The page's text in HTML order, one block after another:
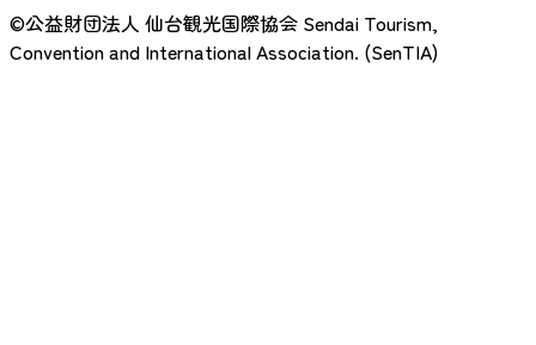
©公益財団法人 仙台観光国際協会 Sendai Tourism,
Convention and International Association. (SenTIA)